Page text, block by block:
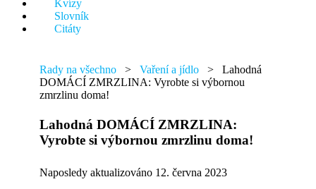
Kvízy
Slovník
Citáty
Rady na všechno > Vaření a jídlo > Lahodná
DOMÁCÍ ZMRZLINA: Vyrobte si výbornou
zmrzlinu doma!
Lahodná DOMÁCÍ ZMRZLINA:
Vyrobte si výbornou zmrzlinu doma!
Naposledy aktualizováno 12. června 2023